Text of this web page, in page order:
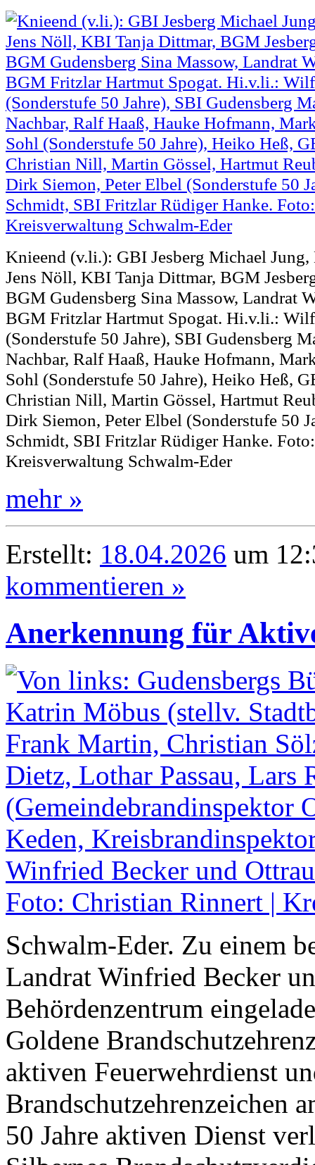
Knieend (v.li.): GBI Jesberg Michael
Jens Nöll, KBI Tanja Dittmar, BGM
BGM Gudensberg Sina Massow, Landrat
BGM Fritzlar Hartmut Spogat. Hi.v.li.:
(Sonderstufe 50 Jahre), SBI Gudensberg
Nachbar, Ralf Haaß, Hauke Hofmann,
Sohl (Sonderstufe 50 Jahre), Heiko Heß,
Christian Nill, Martin Gössel, Hartmut
Dirk Siemon, Peter Elbel (Sonderstufe 50
Schmidt, SBI Fritzlar Rüdiger Hanke.
Kreisverwaltung Schwalm-Eder
mehr »
Erstellt: 18.04.2026 um
kommentieren »
Anerkennung für
Schwalm-Eder. Zu einem
Landrat Winfried Becker
Behördenzentrum
Goldene
aktiven Feuerwehrdienst
Brandschutzehrenzeichen
50 Jahre aktiven Dienst